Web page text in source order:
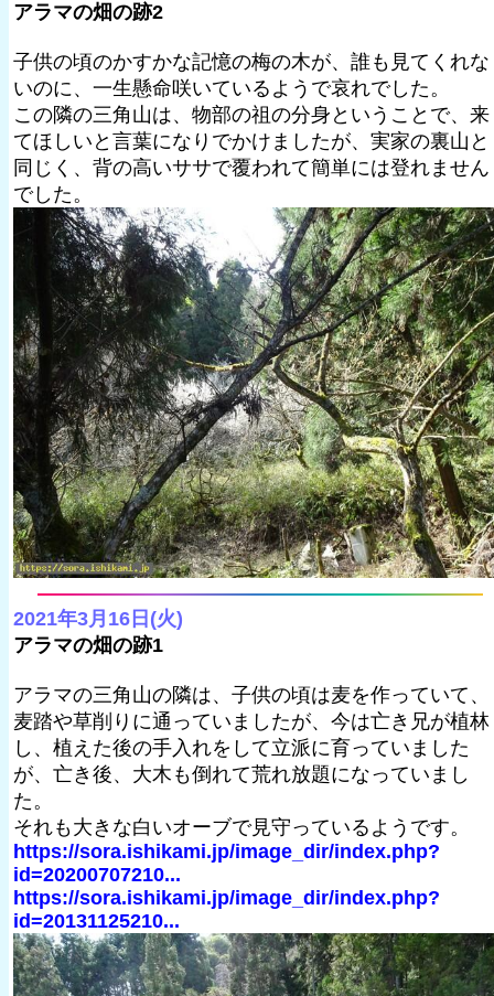
アラマの畑の跡2
子供の頃のかすかな記憶の梅の木が、誰も見てくれな
いのに、一生懸命咲いているようで哀れでした。
この隣の三角山は、物部の祖の分身ということで、来
てほしいと言葉になりでかけましたが、実家の裏山と
同じく、背の高いササで覆われて簡単には登れません
でした。
2021年3月16日(火)
アラマの畑の跡1
アラマの三角山の隣は、子供の頃は麦を作っていて、
麦踏や草削りに通っていましたが、今は亡き兄が植林
し、植えた後の手入れをして立派に育っていました
が、亡き後、大木も倒れて荒れ放題になっていまし
た。
それも大きな白いオーブで見守っているようです。
https://sora.ishikami.jp/image_dir/index.php?
id=20200707210...
https://sora.ishikami.jp/image_dir/index.php?
id=20131125210...